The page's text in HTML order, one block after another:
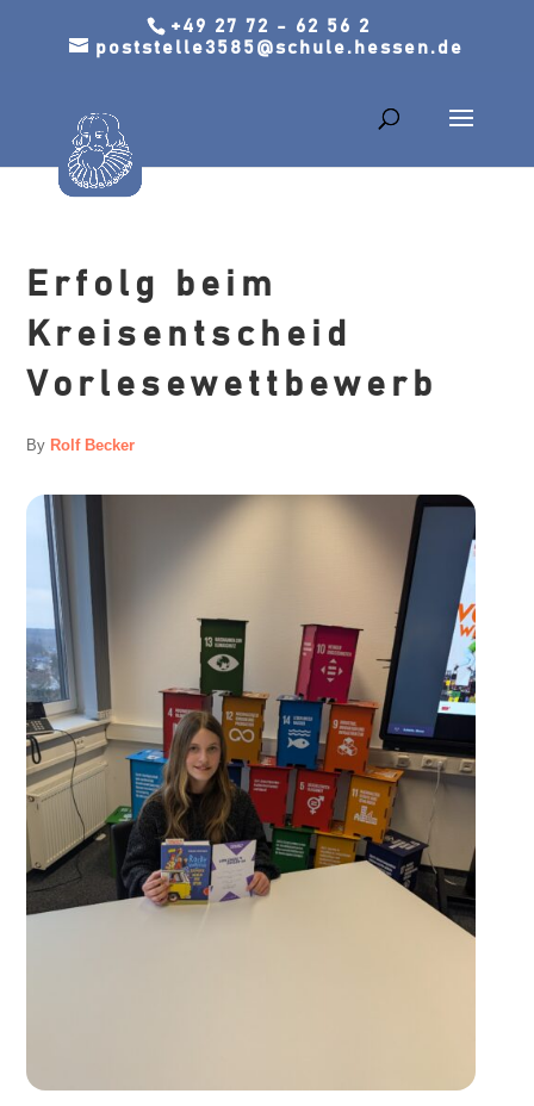
+49 27 72 - 62 56 2
poststelle3585@schule.hessen.de
Erfolg beim
Kreisentscheid
Vorlesewettbewerb
By Rolf Becker